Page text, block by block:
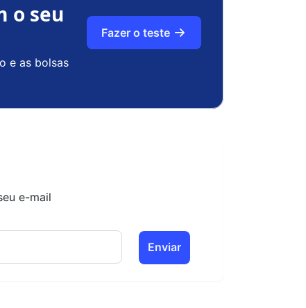
o seu
e as bolsas
Fazer o teste
e-mail
Enviar